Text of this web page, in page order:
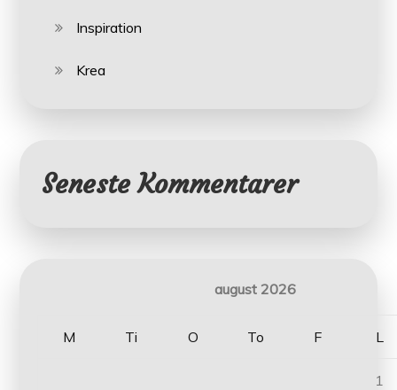
Inspiration
Krea
Seneste Kommentarer
august 2026
M Ti O To F L
1